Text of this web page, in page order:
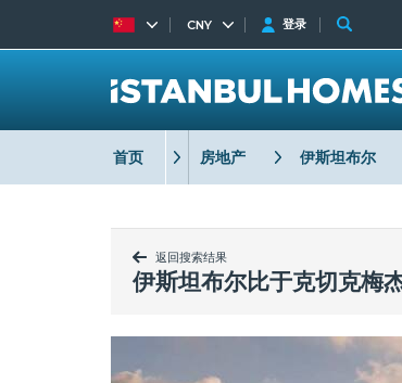
首页 房地产 伊斯坦布尔
返回搜索结果
伊斯坦布尔比于克切克梅
CNY 登录